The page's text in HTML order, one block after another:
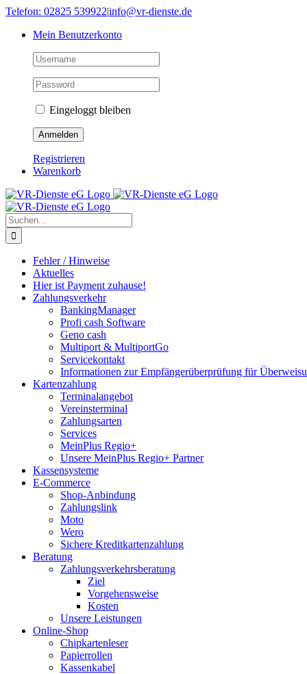
Skip
content
Telefon: 02825 539922|info@vr-dienste.de
Mein Benutzerkonto
Eingeloggt bleiben
Registrieren
Warenkorb
Suche
nach:
Fehler / Hinweise
Aktuelles
Hier ist Payment zuhause!
Zahlungsverkehr
BankingManager
Profi cash Software
Geno cash
Multiport & MultiportGo
Servicekontakt
Informationen zur Empfängerüberprüfung für
Kartenzahlung
Terminalangebot
Vereinsterminal
Zahlungsarten
Services
MeinPlus Regio+
Unsere MeinPlus Regio+ Partner
Kassensysteme
E-Commerce
Shop-Anbindung
Zahlungslink
Moto
Wero
Sichere Kreditkartenzahlung
Beratung
Zahlungsverkehrsberatung
Ziel
Vorgehensweise
Kosten
Unsere Leistungen
Online-Shop
Chipkartenleser
Papierrollen
Kassenkabel